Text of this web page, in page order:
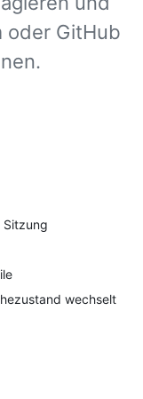
oder GitHub
Sitzung
wechselt